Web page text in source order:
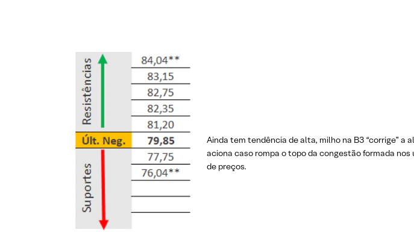
Ainda tem tendência de alta, milho na B3 “corrige”
aciona caso rompa o topo da congestão formada
de preços.